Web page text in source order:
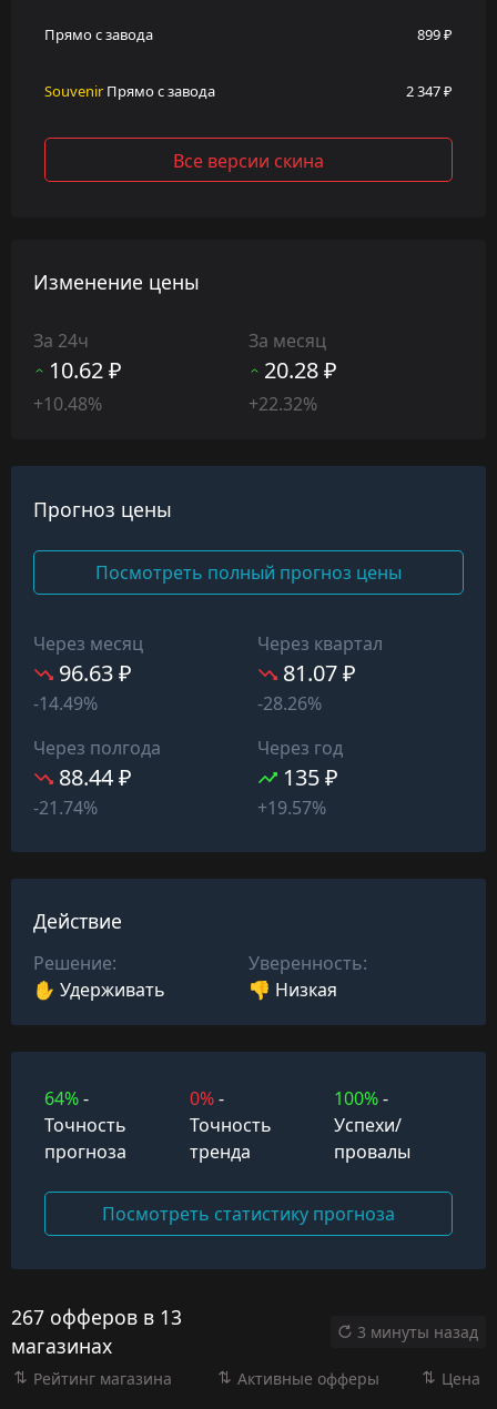
Прямо с завода 899 ₽
Souvenir Прямо с завода 2 347 ₽
Все версии скина
Изменение цены
За 24ч
10.62 ₽
+10.48%
За месяц
20.28 ₽
+22.32%
Прогноз цены
Посмотреть полный прогноз цены
Через месяц
96.63 ₽
-14.49%
Через квартал
81.07 ₽
-28.26%
Через полгода
88.44 ₽
-21.74%
Через год
135 ₽
+19.57%
Действие
Решение:
✋ Удерживать
Уверенность:
👎 Низкая
64%-
Точность
прогноза
0%-
Точность
тренда
100%-
Успехи/
провалы
Посмотреть статистику прогноза
267 офферов в 13
магазинах
3 минуты назад
Рейтинг магазина Активные офферы Цена